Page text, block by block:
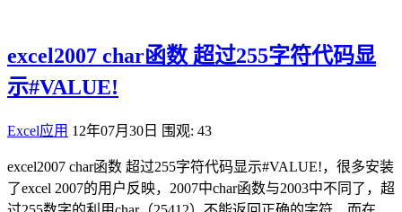
excel2007 char函数 超过255字符代码显
示#VALUE!
Excel应用 12年07月30日 围观: 43
excel2007 char函数 超过255字符代码显示#VALUE!，很多安装
了excel 2007的用户反映，2007中char函数与2003中不同了，超